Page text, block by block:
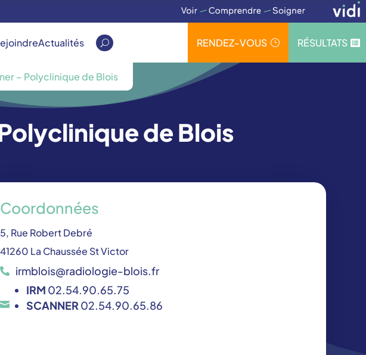
Actualités U RENDEZ-VOUS } RÉSULTATS 
– Polyclinique de Blois
de Blois
Coordonnées
5, Rue Robert Debré
41260 La Chaussée St Victor
irmblois@radiologie-blois.fr
IRM 02.54.90.65.75
SCANNER 02.54.90.65.86